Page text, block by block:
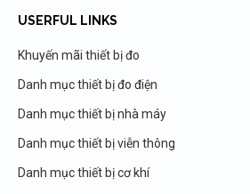
USERFUL LINKS
Khuyến mãi thiết bị đo
Danh mục thiết bị đo điện
Danh mục thiết bị nhà máy
Danh mục thiết bị viễn thông
Danh mục thiết bị cơ khí